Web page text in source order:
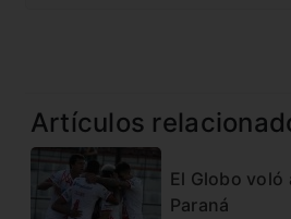
Artículos
El Globo voló
Paraná